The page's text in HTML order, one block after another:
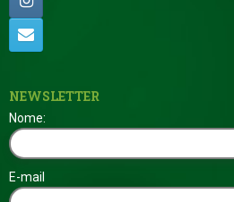
NEWSLETTER
Nome:
E-mail